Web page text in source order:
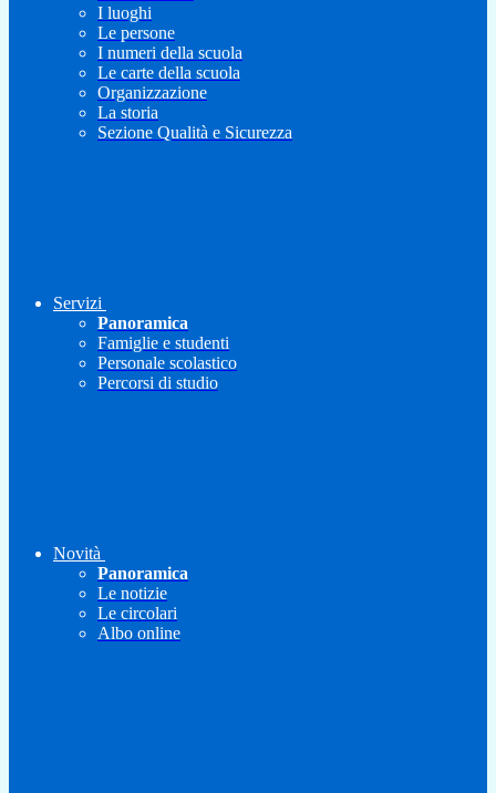
I luoghi
Le persone
I numeri della scuola
Le carte della scuola
Organizzazione
La storia
Sezione Qualità e Sicurezza
Servizi
Panoramica
Famiglie e studenti
Personale scolastico
Percorsi di studio
Novità
Panoramica
Le notizie
Le circolari
Albo online